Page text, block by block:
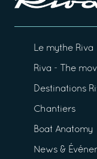
Le mythe Riva
Riva - The
Destinations
Chantiers
Boat Anatomy
News &